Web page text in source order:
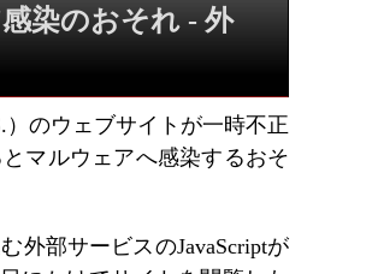
染のおそれ - 外
のウェブサイトが一時不正
マルウェアへ感染するおそ
外部サービスのJavaScriptが